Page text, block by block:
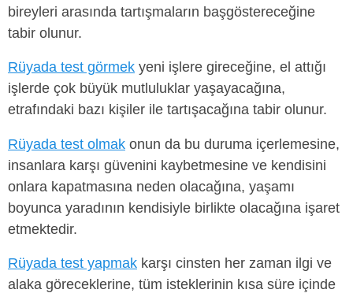
bireyleri arasında tartışmaların başgöstereceğine
tabir olunur.
Rüyada test görmek yeni işlere gireceğine, el attığı
işlerde çok büyük mutluluklar yaşayacağına,
etrafındaki bazı kişiler ile tartışacağına tabir olunur.
Rüyada test olmak onun da bu duruma içerlemesine,
insanlara karşı güvenini kaybetmesine ve kendisini
onlara kapatmasına neden olacağına, yaşamı
boyunca yaradının kendisiyle birlikte olacağına işaret
etmektedir.
Rüyada test yapmak karşı cinsten her zaman ilgi ve
alaka göreceklerine, tüm isteklerinin kısa süre içinde